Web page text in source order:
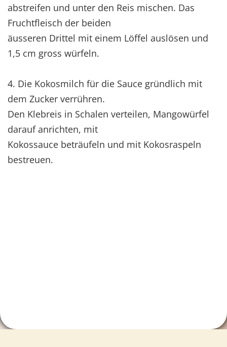
abstreifen und unter den Reis mischen. Das
Fruchtfleisch der beiden
äusseren Drittel mit einem Löffel auslösen und
1,5 cm gross würfeln.
4. Die Kokosmilch für die Sauce gründlich mit
dem Zucker verrühren.
Den Klebreis in Schalen verteilen, Mangowürfel
darauf anrichten, mit
Kokossauce beträufeln und mit Kokosraspeln
bestreuen.